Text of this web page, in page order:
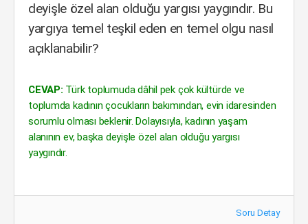
deyişle özel alan olduğu yargısı yaygındır. Bu
yargıya temel teşkil eden en temel olgu nasıl
açıklanabilir?
CEVAP: Türk toplumuda dâhil pek çok kültürde ve
toplumda kadının çocukların bakımından, evin idaresinden
sorumlu olması beklenir. Dolayısıyla, kadının yaşam
alanının ev, başka deyişle özel alan olduğu yargısı
yaygındır.
Soru Detay